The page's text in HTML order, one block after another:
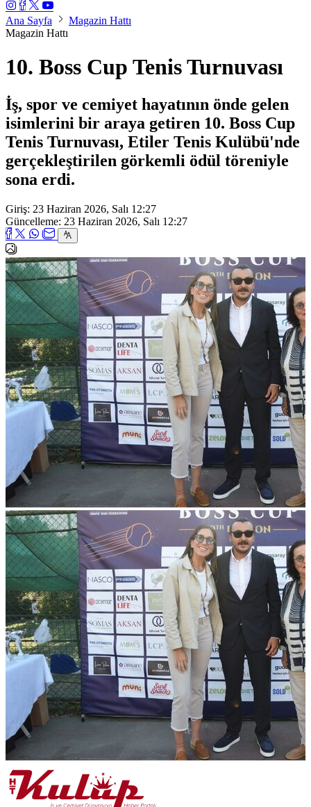
Ana Sayfa
Magazin Hattı
Magazin Hattı
10. Boss Cup Tenis Turnuvası
İş, spor ve cemiyet hayatının önde gelen
isimlerini bir araya getiren 10. Boss Cup
Tenis Turnuvası, Etiler Tenis Kulübü'nde
gerçekleştirilen görkemli ödül töreniyle
sona erdi.
Giriş: 23 Haziran 2026, Salı 12:27
Güncelleme: 23 Haziran 2026, Salı 12:27